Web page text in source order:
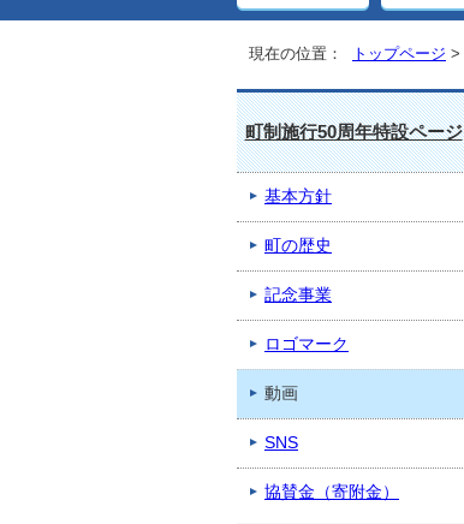
現在の位置： トップページ >
町制施行50周年特設ページ
基本方針
町の歴史
記念事業
ロゴマーク
動画
SNS
協賛金（寄附金）